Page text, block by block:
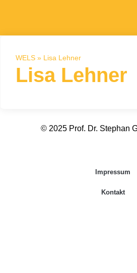
WELS » Lisa Lehner
Lisa Lehner
© 2025 Prof. Dr. Stephan
Impressum
Kontakt